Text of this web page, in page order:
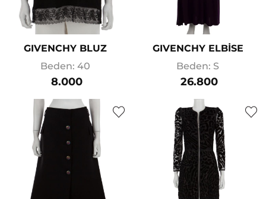
GIVENCHY BLUZ
Beden: 40
8.000
GIVENCHY ELBİSE
Beden: S
26.800